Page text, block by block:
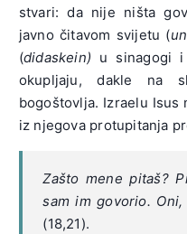
stvari: da nije ništa
javno čitavom svijetu (
(didaskein) u sinagogi
okupljaju, dakle na
bogoštovlja. Izraelu Isus
iz njegova protupitanja
Zašto mene pitaš?
sam im govorio.
(18,21).